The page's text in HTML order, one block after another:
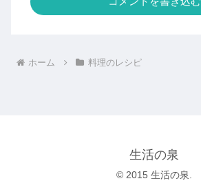
ホーム 料理のレシピ
生活の泉
© 2015 生活の泉.